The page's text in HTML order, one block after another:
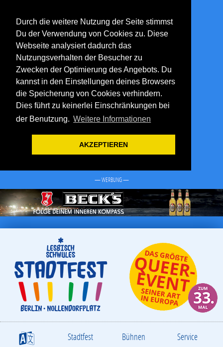
Durch die weitere Nutzung der Seite stimmst
Du der Verwendung von Cookies zu. Diese
Webseite analysiert dadurch das
Nutzungsverhalten der Besucher zu
Zwecken der Optimierung des Angebots. Du
kannst in den Einstellungen deines Browsers
die Speicherung von Cookies verhindern.
Dies führt zu keinerlei Einschränkungen bei
der Benutzung. Weitere Informationen
AKZEPTIEREN
— WERBUNG —
S Stadtfest Bühnen Service